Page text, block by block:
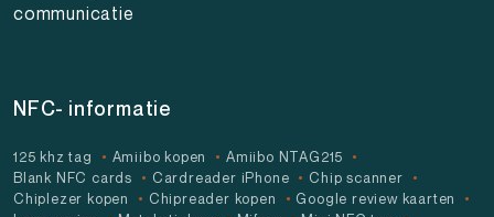
communicatie
NFC- informatie
125 khz tag Amiibo kopen
Amiibo NTAG215
Blank NFC cards
Cardreader iPhone
Chip scanner
Chiplezer kopen
Chipreader kopen
Google review kaarten